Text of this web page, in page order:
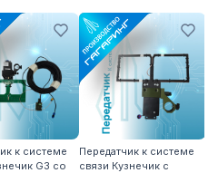
к системе
G3 со
Передатчик к системе
связи Кузнечик с